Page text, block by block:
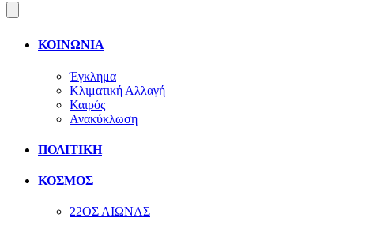
ΚΟΙΝΩΝΙΑ
Έγκλημα
Κλιματική Αλλαγή
Καιρός
Ανακύκλωση
ΠΟΛΙΤΙΚΗ
ΚΟΣΜΟΣ
22ΟΣ ΑΙΩΝΑΣ